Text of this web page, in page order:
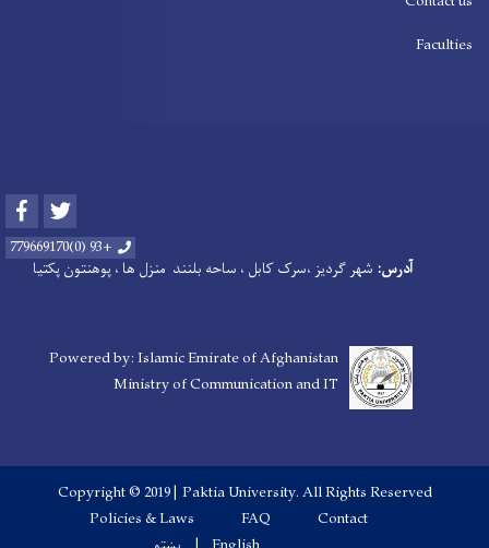
Faculties
Facebook
+93 (0)779669170
آدرس: شهر گردیز ،سرک کابل ، ساحه بلنند منزل ها ، پوهنتون پکتیا
Powered by: Islamic Emirate of Afghanistan
Ministry of Communication and IT
Copyright © 2019 | Paktia University. All Rights Reserved
Footer menu
Contact
FAQ
Policies & Laws